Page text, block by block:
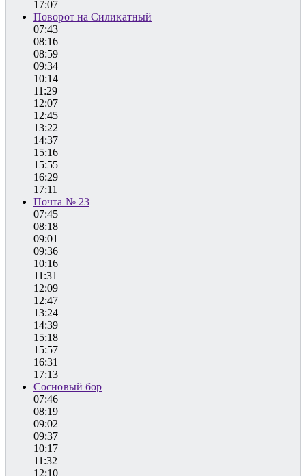
17:07
Поворот на Силикатный
07:43
08:16
08:59
09:34
10:14
11:29
12:07
12:45
13:22
14:37
15:16
15:55
16:29
17:11
Почта № 23
07:45
08:18
09:01
09:36
10:16
11:31
12:09
12:47
13:24
14:39
15:18
15:57
16:31
17:13
Сосновый бор
07:46
08:19
09:02
09:37
10:17
11:32
12:10